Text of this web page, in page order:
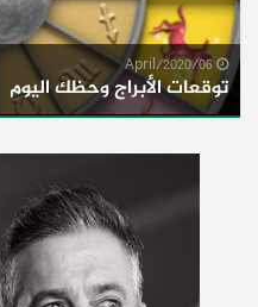
توقعات الأبراج وحظك اليوم